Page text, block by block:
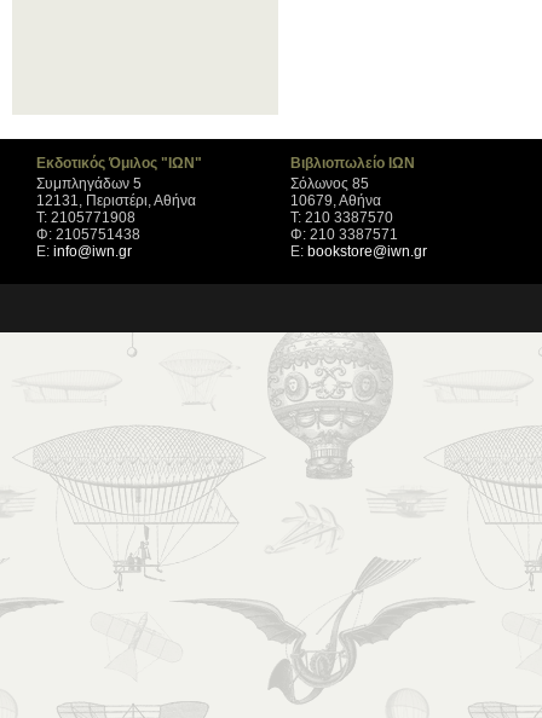
Εκδοτικός Όμιλος "ΙΩΝ"
Συμπληγάδων 5
12131, Περιστέρι, Αθήνα
Τ: 2105771908
Φ: 2105751438
Ε: info@iwn.gr
Βιβλιοπωλείο ΙΩΝ
Σόλωνος 85
10679, Αθήνα
Τ: 210 3387570
Φ: 210 3387571
Ε: bookstore@iwn.gr